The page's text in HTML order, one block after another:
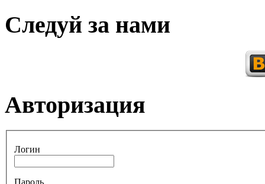
Следуй за нами
Авторизация
Логин
Пароль